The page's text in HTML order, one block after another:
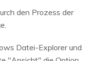
den Prozess der
Datei-Explorer und